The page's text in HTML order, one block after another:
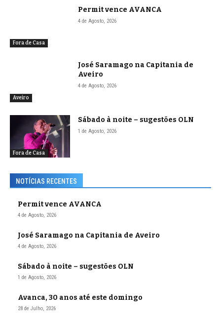
Fora de Casa
Permit vence AVANCA
4 de Agosto, 2026
Aveiro
José Saramago na Capitania de
Aveiro
4 de Agosto, 2026
Fora de Casa
Sábado à noite – sugestões OLN
1 de Agosto, 2026
NOTÍCIAS RECENTES
Permit vence AVANCA
4 de Agosto, 2026
José Saramago na Capitania de Aveiro
4 de Agosto, 2026
Sábado à noite – sugestões OLN
1 de Agosto, 2026
Avanca, 30 anos até este domingo
28 de Julho, 2026